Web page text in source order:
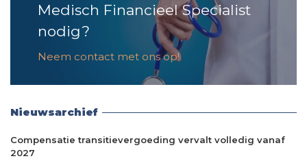
Medisch Financieel Specialist
nodig?
Neem contact met ons op!
Nieuwsarchief
Compensatie transitievergoeding vervalt volledig vanaf
2027